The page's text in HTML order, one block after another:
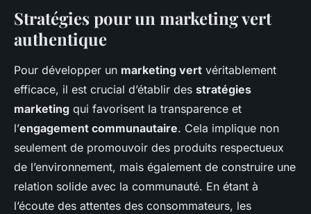
Stratégies pour un marketing vert
authentique
Pour développer un marketing vert véritablement
efficace, il est crucial d’établir des stratégies
marketing qui favorisent la transparence et
l’engagement communautaire. Cela implique non
seulement de promouvoir des produits respectueux
de l’environnement, mais également de construire une
relation solide avec la communauté. En étant à
l’écoute des attentes des consommateurs, les